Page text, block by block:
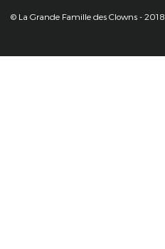
© La Grande Famille des Clowns - 2018